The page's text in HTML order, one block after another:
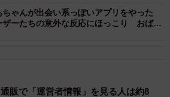
る日、ゲーム内のアイテムがセール
購入しようとしましたが、親の許可
択し課金をしました。B君の両親
に、家庭内での信頼関係が大きく揺
。
ちゃんが出会い系っぽいアプリをやった
ーたちの意外な反応にほっこり おばあ
販で「運営者情報」を見る人は約8